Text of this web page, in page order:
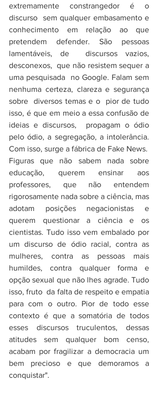
extremamente constrangedor é o
discurso  sem qualquer embasamento e
conhecimento em relação ao que
pretendem defender. São pessoas
lamentáveis, de  discursos vazios,
desconexos,  que não resistem sequer a
uma pesquisada  no Google. Falam sem
nenhuma certeza, clareza e segurança
sobre  diversos temas e o  pior de tudo
isso, é que em meio a essa confusão de
ideias e discursos,  propagam o ódio
pelo ódio, a segregação, a intolerância.
Com isso, surge a fábrica de Fake News.
Figuras que não sabem nada sobre
educação, querem ensinar aos
professores, que não entendem
rigorosamente nada sobre a ciência, mas
adotam posições negacionistas e
querem questionar a ciência e os
cientistas. Tudo isso vem embalado por
um discurso de ódio racial, contra as
mulheres, contra as pessoas mais
humildes, contra qualquer forma e
opção sexual que não lhes agrade. Tudo
isso, fruto  da falta de respeito e empatia
para com o outro. Pior de todo esse
contexto é que a somatória de todos
esses discursos truculentos, dessas
atitudes sem qualquer bom censo,
acabam por fragilizar a democracia um
bem precioso e que demoramos a
conquistar".